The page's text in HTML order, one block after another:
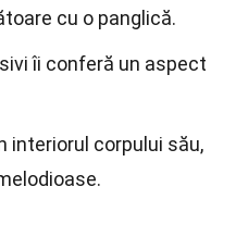
cu o panglică.
îi conferă un aspect
interiorul corpului său,